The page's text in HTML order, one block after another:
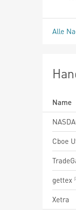
Alle
Name
Cboe
gettex
Xetra